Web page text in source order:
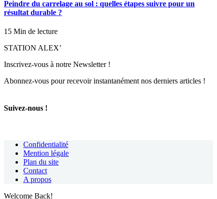
Peindre du carrelage au sol : quelles étapes suivre pour un
résultat durable ?
15 Min de lecture
STATION ALEX’
Inscrivez-vous à notre Newsletter !
Abonnez-vous pour recevoir instantanément nos derniers articles !
Suivez-nous !
Confidentialité
Mention légale
Plan du site
Contact
A propos
Welcome Back!